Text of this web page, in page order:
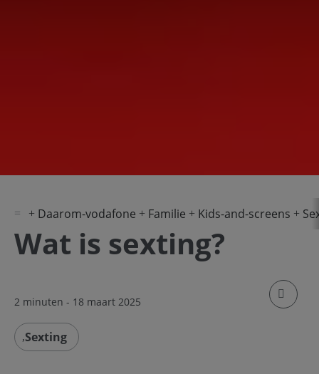
Daarom-vodafone Familie Kids-and-screens
Wat is sexting?
2 minuten - 18 maart 2025
klik om
Sexting